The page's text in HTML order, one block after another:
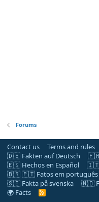
Forums
Contact us Terms and rules
🇩🇪 Fakten auf Deutsch
🇫🇷
🇪🇸 Hechos en Español
🇮🇹
🇧🇷 🇵🇹 Fatos em português
🇸🇪 Fakta på svenska
🇳🇴
🌍 Facts
R